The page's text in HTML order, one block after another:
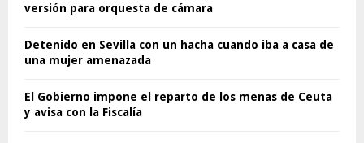
versión para orquesta de cámara
Detenido en Sevilla con un hacha cuando iba a casa de
una mujer amenazada
El Gobierno impone el reparto de los menas de Ceuta
y avisa con la Fiscalía